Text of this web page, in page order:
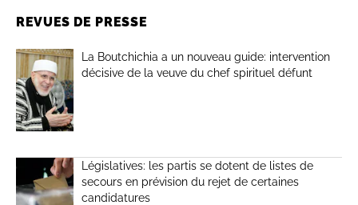
REVUES DE PRESSE
La Boutchichia a un nouveau guide: intervention
décisive de la veuve du chef spirituel défunt
Législatives: les partis se dotent de listes de
secours en prévision du rejet de certaines
candidatures